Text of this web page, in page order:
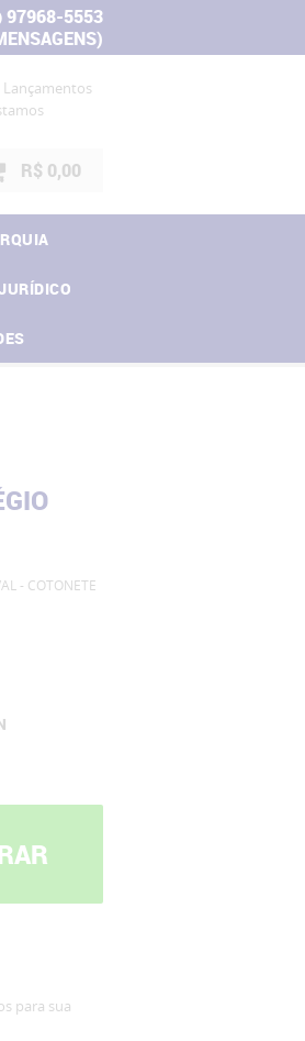
97968-5553
Lançamentos
R$ 0,00
- COTONETE
para sua